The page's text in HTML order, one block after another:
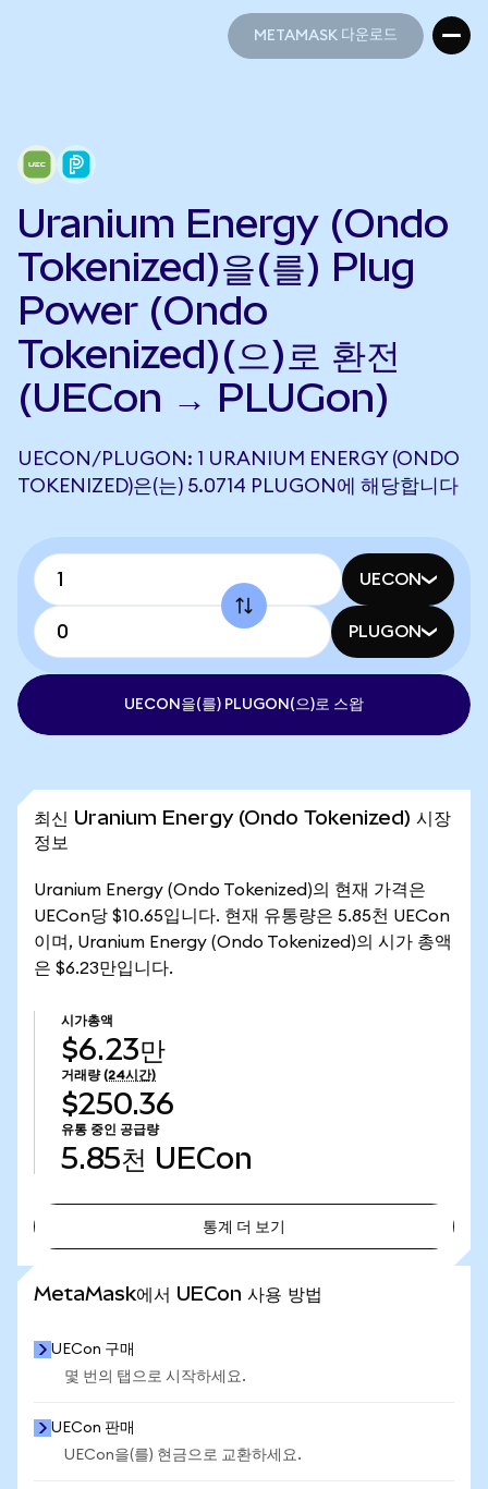
METAMASK 다운로드
Uranium Energy (Ondo
Tokenized)을(를) Plug
Power (Ondo
Tokenized)(으)로 환전
(UECon → PLUGon)
UECON/PLUGON: 1 URANIUM ENERGY (ONDO
TOKENIZED)은(는) 5.0714 PLUGON에 해당합니다
UECON
PLUGON
UECON을(를) PLUGON(으)로 스왑
최신 Uranium Energy (Ondo Tokenized) 시장
정보
Uranium Energy (Ondo Tokenized)의 현재 가격은
UECon당 $10.65입니다. 현재 유통량은 5.85천 UECon
이며, Uranium Energy (Ondo Tokenized)의 시가 총액
은 $6.23만입니다.
시가총액
$6.23만
거래량 (24시간)
$250.36
유통 중인 공급량
5.85천 UECon
통계 더 보기
MetaMask에서 UECon 사용 방법
UECon 구매
몇 번의 탭으로 시작하세요.
UECon 판매
UECon을(를) 현금으로 교환하세요.